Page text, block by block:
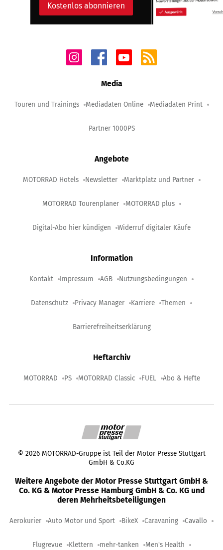
Kostenlos abonnieren
Media
Touren und Trainings Mediadaten Online Mediadaten Print
Partner 1000PS
Angebote
MOTORRAD Hotels Newsletter Marktplatz und Partner
MOTORRAD Tourenplaner MOTORRAD plus
Digital-Abo hier kündigen Widerruf digitaler Käufe
Information
Kontakt Impressum AGB Nutzungsbedingungen
Datenschutz Privacy Manager Karriere Themen
Barrierefreiheitserklärung
Heftarchiv
MOTORRAD PS MOTORRAD Classic FUEL Abo & Hefte
© 2026 MOTORRAD-Gruppe ist Teil der Motor Presse Stuttgart
GmbH & Co.KG
Weitere Angebote der Motor Presse Stuttgart GmbH &
Co. KG & Motor Presse Hamburg GmbH & Co. KG und
deren Mehrheitsbeteiligungen
Aerokurier Auto Motor und Sport BikeX Caravaning Cavallo
Flugrevue Klettern mehr-tanken Men's Health